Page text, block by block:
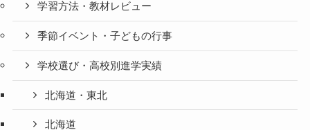
学習方法・教材レビュー
季節イベント・子どもの行事
学校選び・高校別進学実績
北海道・東北
北海道